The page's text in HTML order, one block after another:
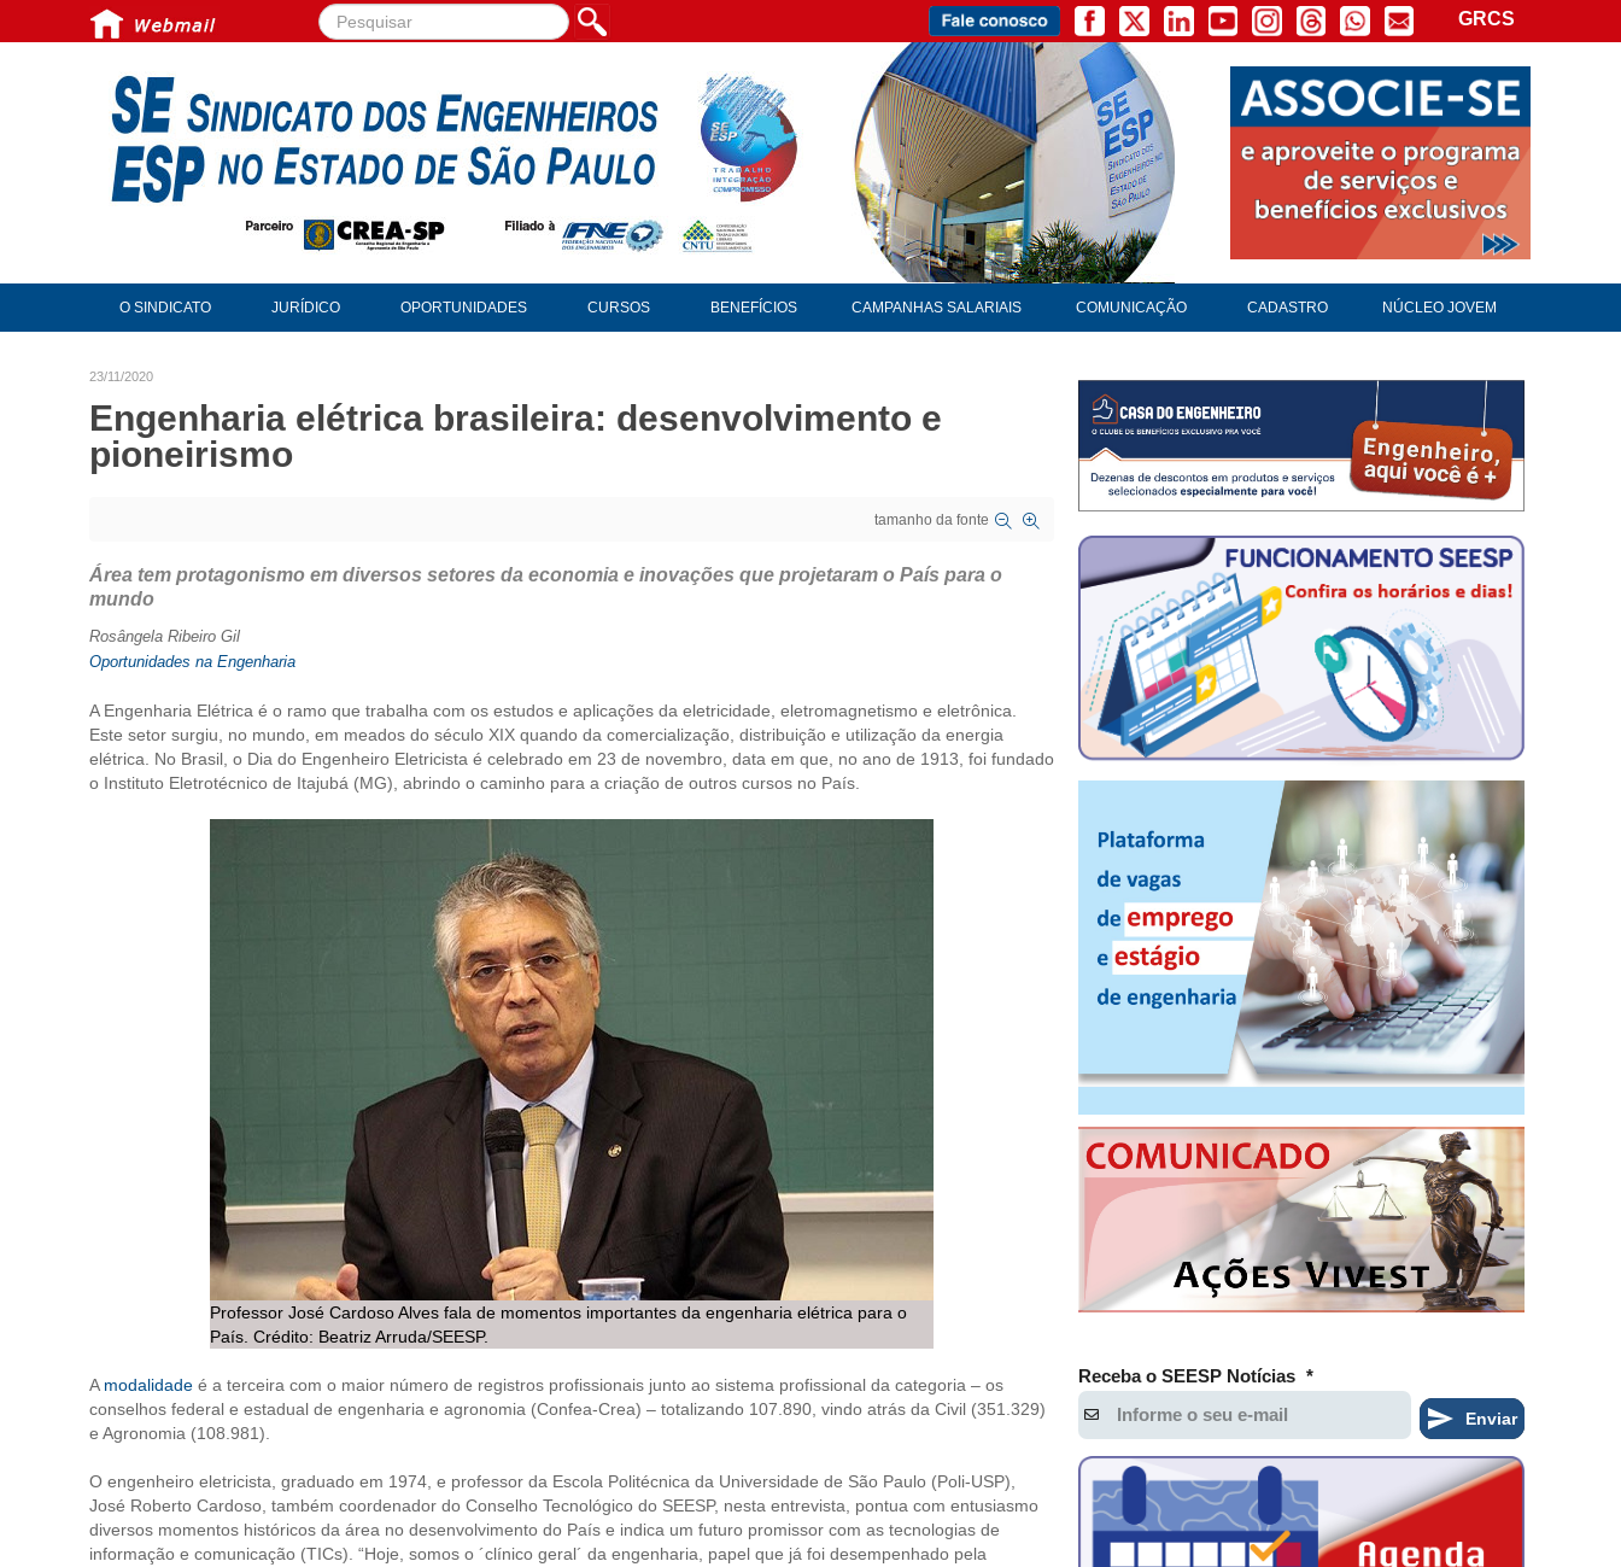
Pesquisar... GRCS
O SINDICATO JURÍDICO OPORTUNIDADES CURSOS BENEFÍCIOS CAMPANHAS SALARIAIS COMUNICAÇÃO CADASTRO NÚCLEO JOVEM
23/11/2020
Engenharia elétrica brasileira: desenvolvimento e
pioneirismo
tamanho da fonte
Área tem protagonismo em diversos setores da economia e inovações que projetaram o País para o
mundo
Rosângela Ribeiro Gil
Oportunidades na Engenharia
A Engenharia Elétrica é o ramo que trabalha com os estudos e aplicações da eletricidade, eletromagnetismo e eletrônica.
Este setor surgiu, no mundo, em meados do século XIX quando da comercialização, distribuição e utilização da energia
elétrica. No Brasil, o Dia do Engenheiro Eletricista é celebrado em 23 de novembro, data em que, no ano de 1913, foi fundado
o Instituto Eletrotécnico de Itajubá (MG), abrindo o caminho para a criação de outros cursos no País.
Professor José Cardoso Alves fala de momentos importantes da engenharia elétrica para o
País. Crédito: Beatriz Arruda/SEESP.
A modalidade é a terceira com o maior número de registros profissionais junto ao sistema profissional da categoria – os
conselhos federal e estadual de engenharia e agronomia (Confea-Crea) – totalizando 107.890, vindo atrás da Civil (351.329)
e Agronomia (108.981).
O engenheiro eletricista, graduado em 1974, e professor da Escola Politécnica da Universidade de São Paulo (Poli-USP),
José Roberto Cardoso, também coordenador do Conselho Tecnológico do SEESP, nesta entrevista, pontua com entusiasmo
diversos momentos históricos da área no desenvolvimento do País e indica um futuro promissor com as tecnologias de
informação e comunicação (TICs). “Hoje, somos o ´clínico geral´ da engenharia, papel que já foi desempenhado pela
Receba o SEESP Notícias *
Enviar